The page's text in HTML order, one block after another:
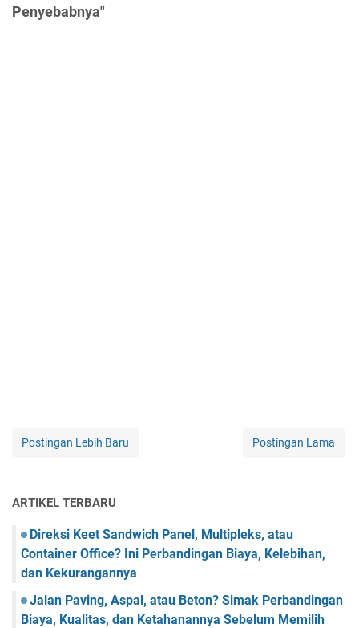
Penyebabnya"
Postingan Lebih Baru Postingan Lama
ARTIKEL TERBARU
Direksi Keet Sandwich Panel, Multipleks, atau
Container Office? Ini Perbandingan Biaya, Kelebihan,
dan Kekurangannya
Jalan Paving, Aspal, atau Beton? Simak Perbandingan
Biaya, Kualitas, dan Ketahanannya Sebelum Memilih